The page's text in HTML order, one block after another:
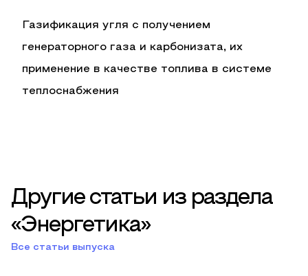
Газификация угля с получением
генераторного газа и карбонизата, их
применение в качестве топлива в системе
теплоснабжения
Другие статьи из раздела
«Энергетика»
Все статьи выпуска